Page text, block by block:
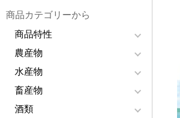
商品カテゴリーから
商品特性
農産物
水産物
畜産物
酒類